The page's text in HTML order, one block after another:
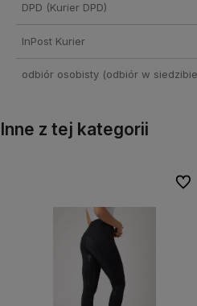
DPD (Kurier DPD)
InPost Kurier
odbiór osobisty(odbiór w
Inne z tej kategorii
Do
Do